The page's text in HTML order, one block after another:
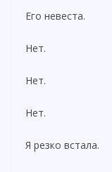
Его невеста.
Нет.
Нет.
Нет.
Я резко встала.